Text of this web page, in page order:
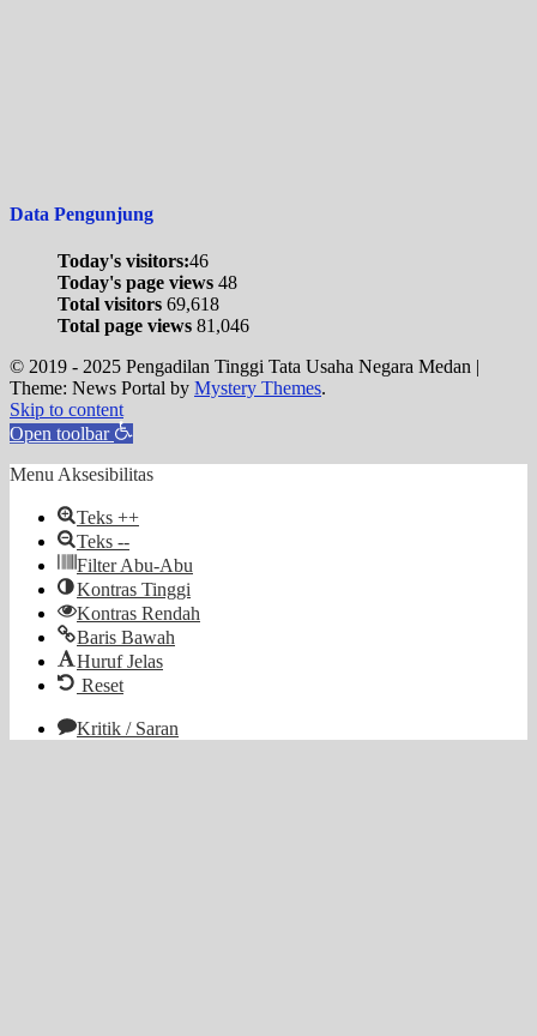
Data Pengunjung
Today's visitors:46
Today's page views 48
Total visitors 69,618
Total page views 81,046
© 2019 - 2025 Pengadilan Tinggi Tata Usaha Negara Medan |
Theme: News Portal by Mystery Themes.
Skip to content
Open toolbar
Menu Aksesibilitas
Teks ++
Teks --
Filter Abu-Abu
Kontras Tinggi
Kontras Rendah
Baris Bawah
Huruf Jelas
Reset
Kritik / Saran